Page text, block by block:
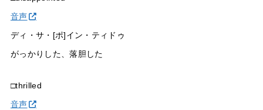
音声
ディ・サ・[ポ]イン・ティドゥ
がっかりした、落胆した
□thrilled
音声